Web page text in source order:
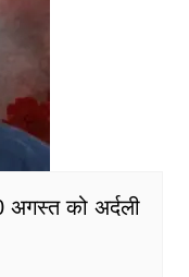
अगस्त को अर्दली